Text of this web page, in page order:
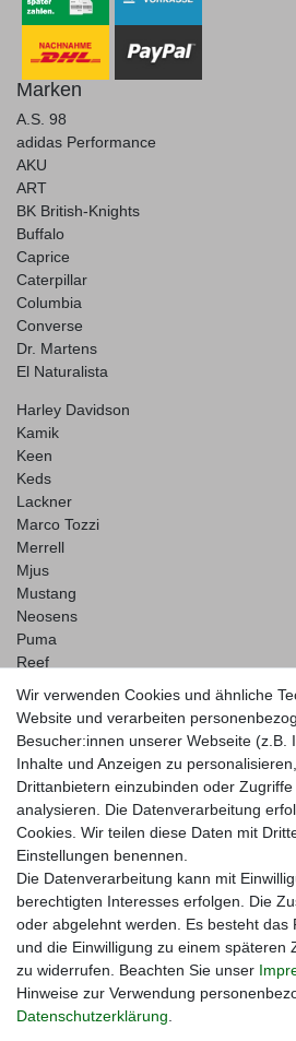
Marken
A.S. 98
adidas Performance
AKU
ART
BK British-Knights
Buffalo
Caprice
Caterpillar
Columbia
Converse
Dr. Martens
El Naturalista
Harley Davidson
Kamik
Keen
Keds
Lackner
Marco Tozzi
Merrell
Mjus
Mustang
Neosens
Puma
Reef
Sperry
Sorel
Superga
Tamaris
Teva
Timberland
Shop Info
Retouren-Service
Größentabellen
Zahlung und Versand
Widerrufsrecht
Datenschutzerklärung
Wir verwenden Cookies und ähnliche
Website und verarbeiten
Besucher:innen unserer Webseite (z.B.
Inhalte und Anzeigen zu
Drittanbietern einzubinden oder
analysieren. Die Datenverarbeitung
Cookies. Wir teilen diese Daten mit
Einstellungen benennen.
Die Datenverarbeitung kann mit
berechtigten Interesses erfolgen. Die
oder abgelehnt werden. Es besteht das
und die Einwilligung zu einem späteren
zu widerrufen. Beachten Sie unser
Hinweise zur Verwendung
Daten­schutz­erklärung